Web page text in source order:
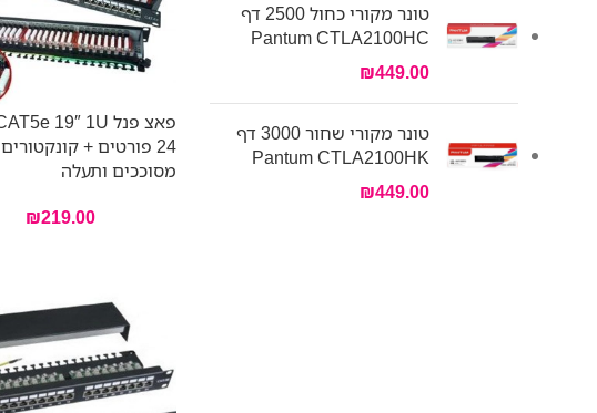
טונר מקורי כחול 2500 דף
Pantum CTLA2100HC
₪449.00
טונר מקורי שחור 3000 דף
Pantum CTLA2100HK
₪449.00
24 פורטים + קונקטורים
מסוככים ותעלה
₪219.00